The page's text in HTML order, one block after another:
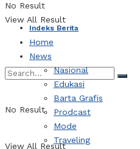
Indeks Berita
No Result
View All Result
No Result
View All Result
Home
News
Nasional
Edukasi
Barta Grafis
Prodcast
Mode
Traveling